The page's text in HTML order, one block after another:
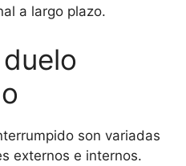
a largo plazo.
son variadas
externos e internos.